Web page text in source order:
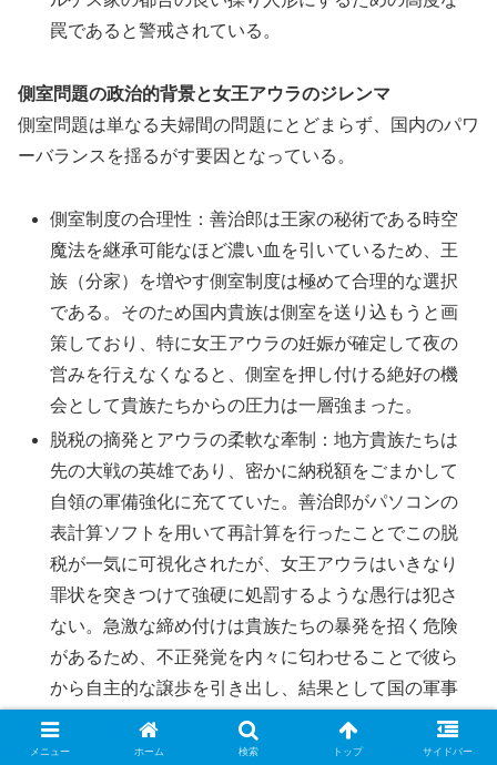
罠であると警戒されている。
側室問題の政治的背景と女王アウラのジレンマ
側室問題は単なる夫婦間の問題にとどまらず、国内のパワ
ーバランスを揺るがす要因となっている。
側室制度の合理性：善治郎は王家の秘術である時空
魔法を継承可能なほど濃い血を引いているため、王
族（分家）を増やす側室制度は極めて合理的な選択
である。そのため国内貴族は側室を送り込もうと画
策しており、特に女王アウラの妊娠が確定して夜の
営みを行えなくなると、側室を押し付ける絶好の機
会として貴族たちからの圧力は一層強まった。
脱税の摘発とアウラの柔軟な牽制：地方貴族たちは
先の大戦の英雄であり、密かに納税額をごまかして
自領の軍備強化に充てていた。善治郎がパソコンの
表計算ソフトを用いて再計算を行ったことでこの脱
税が一気に可視化されたが、女王アウラはいきなり
罪状を突きつけて強硬に処罰するような愚行は犯さ
ない。急激な締め付けは貴族たちの暴発を招く危険
があるため、不正発覚を内々に匂わせることで彼ら
から自主的な譲歩を引き出し、結果として国の軍事
予算を増額させるという柔軟な対応を選択してい
る。
メニュー ホーム 検索 トップ サイドバー